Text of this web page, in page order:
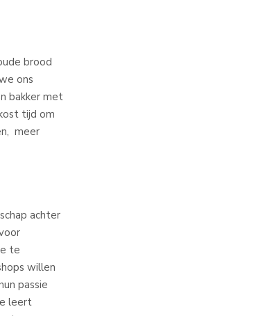
brood
ons
bakker met
tijd om
meer
achter
te
willen
passie
leert